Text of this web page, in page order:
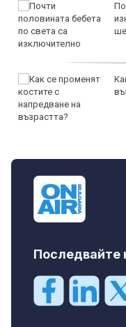
Последвайте